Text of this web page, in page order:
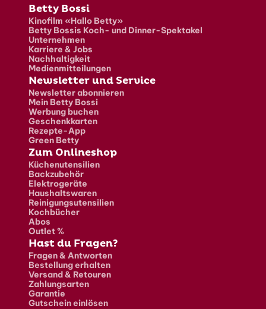
Fusszeile
Betty Bossi
Kinofilm «Hallo Betty»
Betty Bossis Koch- und Dinner-Spektakel
Unternehmen
Karriere & Jobs
Nachhaltigkeit
Medienmitteilungen
Newsletter und Service
Newsletter abonnieren
Mein Betty Bossi
Werbung buchen
Geschenkkarten
Rezepte-App
Green Betty
Zum Onlineshop
Küchenutensilien
Backzubehör
Elektrogeräte
Haushaltswaren
Reinigungsutensilien
Kochbücher
Abos
Outlet %
Hast du Fragen?
Fragen & Antworten
Bestellung erhalten
Versand & Retouren
Zahlungsarten
Garantie
Gutschein einlösen